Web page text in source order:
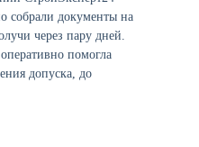
собрали документы на
через пару дней.
помогла
допуска, до